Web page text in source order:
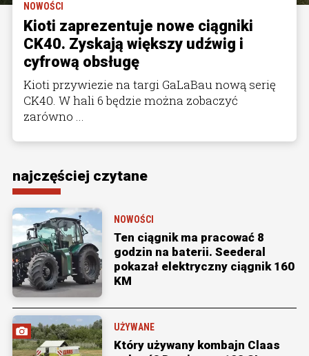
NOWOŚCI
Kioti zaprezentuje nowe ciągniki
CK40. Zyskają większy udźwig i
cyfrową obsługę
Kioti przywiezie na targi GaLaBau nową serię
CK40. W hali 6 będzie można zobaczyć
zarówno ...
najczęściej czytane
NOWOŚCI
Ten ciągnik ma pracować 8
godzin na baterii. Seederal
pokazał elektryczny ciągnik 160
KM
UŻYWANE
Który używany kombajn Claas